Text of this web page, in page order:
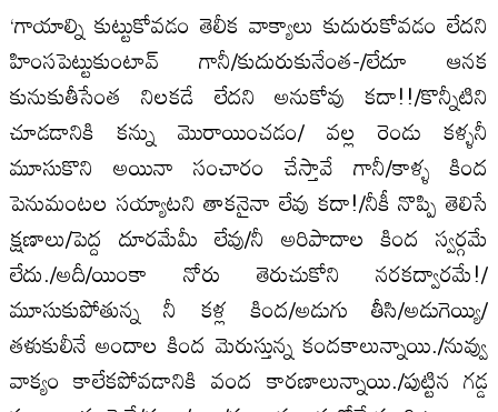
‘గాయాల్ని కుట్టుకోవడం తెలీక వాక్యాలు కుదురుకోవడం లేదని
హింసపెట్టుకుంటావ్‌ గానీ/కుదురుకునేంత-/లేదూ ఆనక
కునుకుతీసేంత నిలకడే లేదని అనుకోవు కదా!!/కొన్నీటిని
చూడడానికి కన్ను మొరాయించడం/ వల్ల రెండు కళ్ళనీ
మూసుకొని అయినా సంచారం చేస్తావే గానీ/కాళ్ళ కింద
పెనుమంటల సయ్యాటని తాకనైనా లేవు కదా!/నీకీ నొప్పి తెలిసే
క్షణాలు/పెద్ద దూరమేమీ లేవు/నీ అరిపాదాల కింద స్వర్గమే
లేదు./అదీ/యింకా నోరు తెరుచుకోని నరకద్వారమే!/
మూసుకుపోతున్న నీ కళ్ల కింద/అడుగు తీసి/అడుగెయ్యి/
తళుకులీనే అందాల కింద మెరుస్తున్న కందకాలున్నాయి./నువ్వు
వాక్యం కాలేకపోవడానికి వంద కారణాలున్నాయి./పుట్టిన గడ్డ